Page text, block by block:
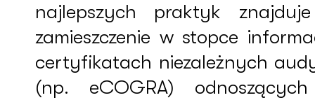
najlepszych praktyk
zamieszczenie w stopce
certyfikatach niezależnych
(np. eCOGRA)